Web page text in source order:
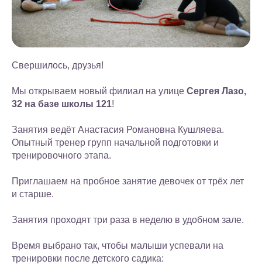
Свершилось, друзья!
Мы открываем новый филиал на улице Сергея Лазо,
32 на базе школы 121!
Занятия ведёт Анастасия Романовна Кушляева.
Опытный тренер групп начальной подготовки и
тренировочного этапа.
Приглашаем на пробное занятие девочек от трёх лет
и старше.
Занятия проходят три раза в неделю в удобном зале.
Время выбрано так, чтобы малыши успевали на
тренировки после детского садика: